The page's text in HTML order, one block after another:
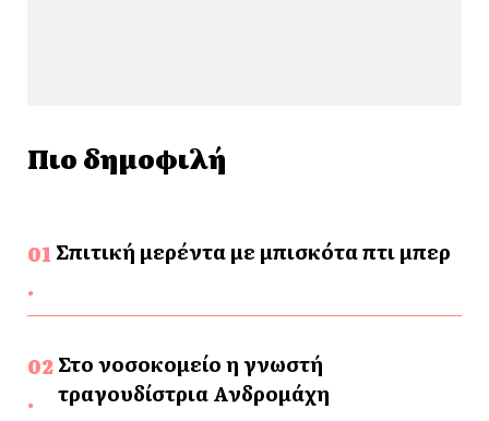
Πιο δημοφιλή
Σπιτική μερέντα με μπισκότα πτι μπερ
Στο νοσοκομείο η γνωστή
τραγουδίστρια Ανδρομάχη